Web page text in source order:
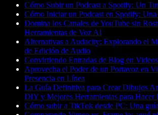
Cómo Subir un Podcast a Spotify: Un
Cómo Iniciar un Podcast en Spotify:
Domina los Canales de YouTube sin
Herramientas de Voz AI
Alternativas a Audacity: Explorando el
de Edición de Audio
Convirtiendo Entradas de Blog en
Aprovecha el Poder de un Portavoz en
Presencia en Línea
La Guía Definitiva para Crear Dibujos
DIY y Mejores Herramientas para Hacer
Cómo subir a TikTok desde PC: Una